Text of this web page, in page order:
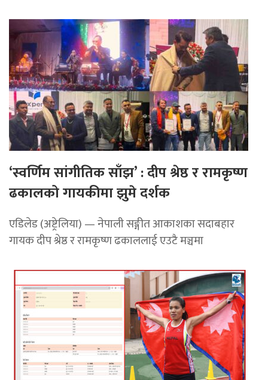
‘स्वर्णिम सांगीतिक साँझ’ : दीप श्रेष्ठ र रामकृष्ण
ढकालको गायकीमा झुमे दर्शक
एडिलेड (अष्ट्रेलिया) — नेपाली सङ्गीत आकाशका सदाबहार
गायक दीप श्रेष्ठ र रामकृष्ण ढकाललाई एउटै मञ्चमा